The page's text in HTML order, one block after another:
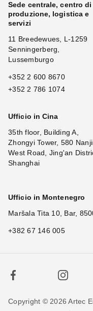
Sede centrale, centro di
produzione, logistica e
servizi
11 Breedewues, L-1259
Senningerberg,
Lussemburgo
+352 2 600 8670
+352 2 786 1074
Ufficio in Cina
35th floor, Building A,
Zhongyi Tower, 580
West Road, Jing'an
Shanghai
Ufficio in Montenegro
Maršala Tita 10, Bar,
+382 67 146 005
Copyright © 2026 Artec